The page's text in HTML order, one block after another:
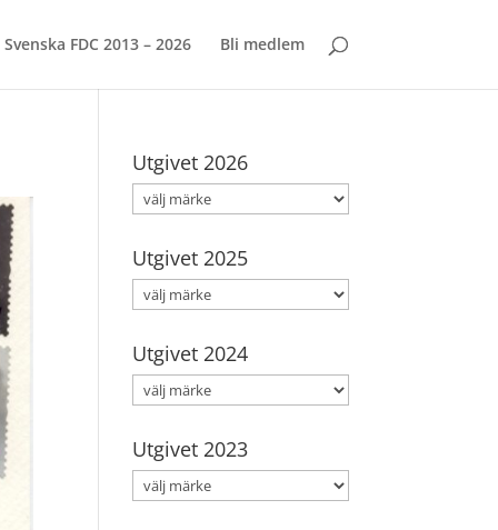
Svenska FDC 2013 – 2026 Bli medlem
Utgivet 2026
Utgivet 2025
Utgivet 2024
Utgivet 2023